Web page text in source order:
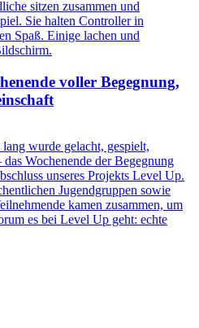
voller Begegnung,
wurde gelacht, gespielt,
Wochenende der Begegnung
unseres Projekts Level Up.
Jugendgruppen sowie
kamen zusammen, um
es bei Level Up geht: echte